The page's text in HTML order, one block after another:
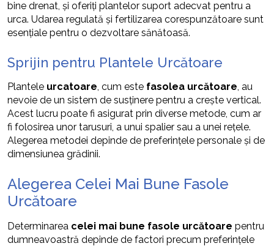
bine drenat, și oferiți plantelor suport adecvat pentru a
urca. Udarea regulată și fertilizarea corespunzătoare sunt
esențiale pentru o dezvoltare sănătoasă.
Sprijin pentru Plantele Urcătoare
Plantele urcatoare , cum este fasolea urcătoare , au
nevoie de un sistem de susținere pentru a crește vertical.
Acest lucru poate fi asigurat prin diverse metode, cum ar
fi folosirea unor tarusuri, a unui spalier sau a unei rețele.
Alegerea metodei depinde de preferințele personale și de
dimensiunea grădinii.
Alegerea Celei Mai Bune Fasole
Urcătoare
Determinarea celei mai bune fasole urcătoare pentru
dumneavoastră depinde de factori precum preferințele